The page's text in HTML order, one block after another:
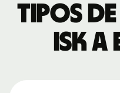
Tipos
ISK